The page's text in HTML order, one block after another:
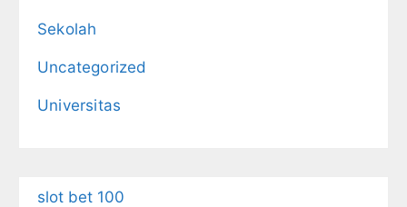
Sekolah
Uncategorized
Universitas
slot bet 100